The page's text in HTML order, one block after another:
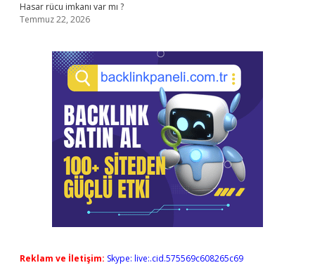
Hasar rücu imkanı var mı ?
Temmuz 22, 2026
Reklam ve İletişim: Skype: live:.cid.575569c608265c69